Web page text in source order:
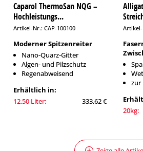
Caparol ThermoSan NQG –
Hochleistungs...
Artikel-Nr.: CAP-100100
Moderner Spitzenreiter
Nano-Quarz-Gitter
Algen- und Pilzschutz
Regenabweisend
Erhältlich in:
12,50 Liter:
333,62 €
Artikel-
zur
20kg: